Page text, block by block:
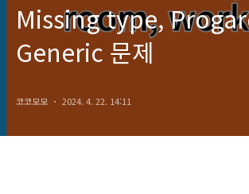
Missing type,
Generic 문제
코코모모 2024. 4. 22. 14:11